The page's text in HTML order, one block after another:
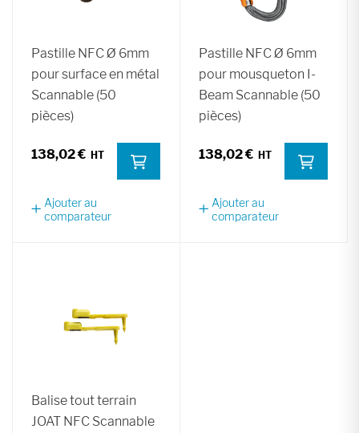
Pastille NFC Ø 6mm
pour surface en métal
Scannable (50
pièces)
138,02 €
Ajouter au
comparateur
Pastille NFC Ø 6mm
pour mousqueton I-
Beam Scannable (50
pièces)
138,02 €
Ajouter au
comparateur
Balise tout terrain
JOAT NFC Scannable